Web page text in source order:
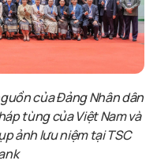
của Đảng Nhân dân
tùng của Việt Nam và
ảnh lưu niệm tại TSC